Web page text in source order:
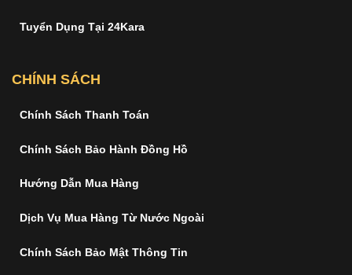
Tuyển Dụng Tại 24Kara
CHÍNH SÁCH
Chính Sách Thanh Toán
Chính Sách Bảo Hành Đồng Hồ
Hướng Dẫn Mua Hàng
Dịch Vụ Mua Hàng Từ Nước Ngoài
Chính Sách Bảo Mật Thông Tin